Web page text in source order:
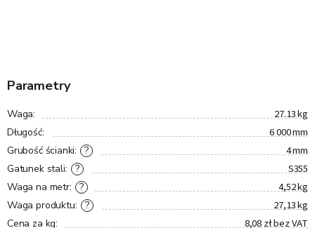
Parametry
Waga: 27.13 kg
Długość: 6 000 mm
?
Grubość ścianki: 4 mm
?
Gatunek stali: S355
?
Waga na metr: 4,52 kg
?
Waga produktu: 27,13 kg
Cena za kg: 8,08 zł bez VAT